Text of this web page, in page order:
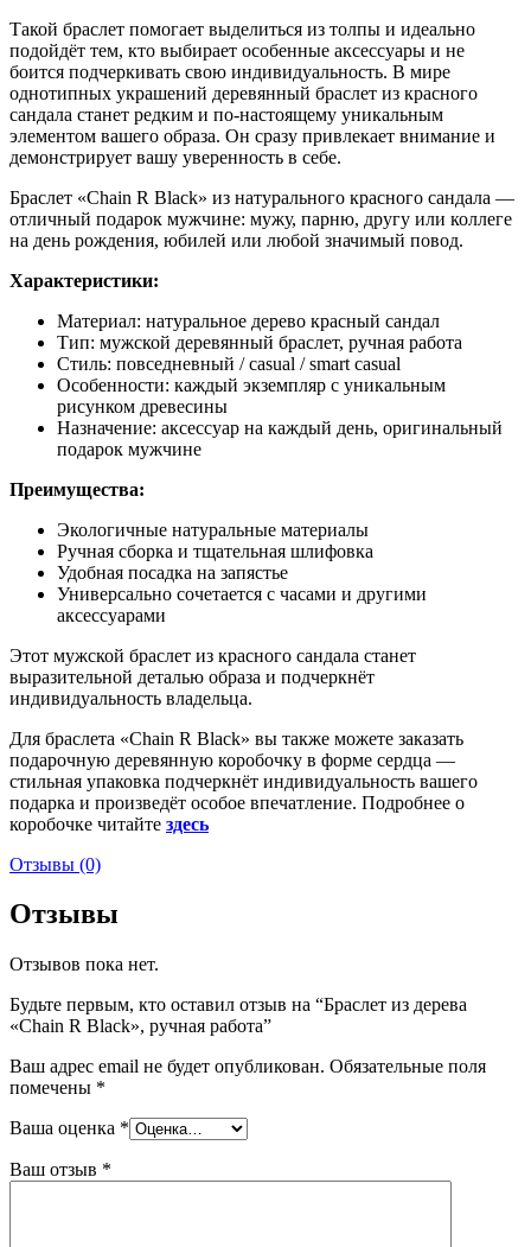
Такой браслет помогает выделиться из толпы и идеально
подойдёт тем, кто выбирает особенные аксессуары и не
боится подчеркивать свою индивидуальность. В мире
однотипных украшений деревянный браслет из красного
сандала станет редким и по-настоящему уникальным
элементом вашего образа. Он сразу привлекает внимание и
демонстрирует вашу уверенность в себе.
Браслет «Chain R Black» из натурального красного сандала —
отличный подарок мужчине: мужу, парню, другу или коллеге
на день рождения, юбилей или любой значимый повод.
Характеристики:
Материал: натуральное дерево красный сандал
Тип: мужской деревянный браслет, ручная работа
Cтиль: повседневный / casual / smart casual
Особенности: каждый экземпляр с уникальным
рисунком древесины
Назначение: аксессуар на каждый день, оригинальный
подарок мужчине
Преимущества:
Экологичные натуральные материалы
Ручная сборка и тщательная шлифовка
Удобная посадка на запястье
Универсально сочетается с часами и другими
аксессуарами
Этот мужской браслет из красного сандала станет
выразительной деталью образа и подчеркнёт
индивидуальность владельца.
Для браслета «Chain R Black» вы также можете заказать
подарочную деревянную коробочку в форме сердца —
стильная упаковка подчеркнёт индивидуальность вашего
подарка и произведёт особое впечатление. Подробнее о
коробочке читайте здесь
Отзывы (0)
Отзывы
Отзывов пока нет.
Будьте первым, кто оставил отзыв на “Браслет из дерева
«Chain R Black», ручная работа”
Ваш адрес email не будет опубликован. Обязательные поля
помечены *
Ваша оценка *
Ваш отзыв *